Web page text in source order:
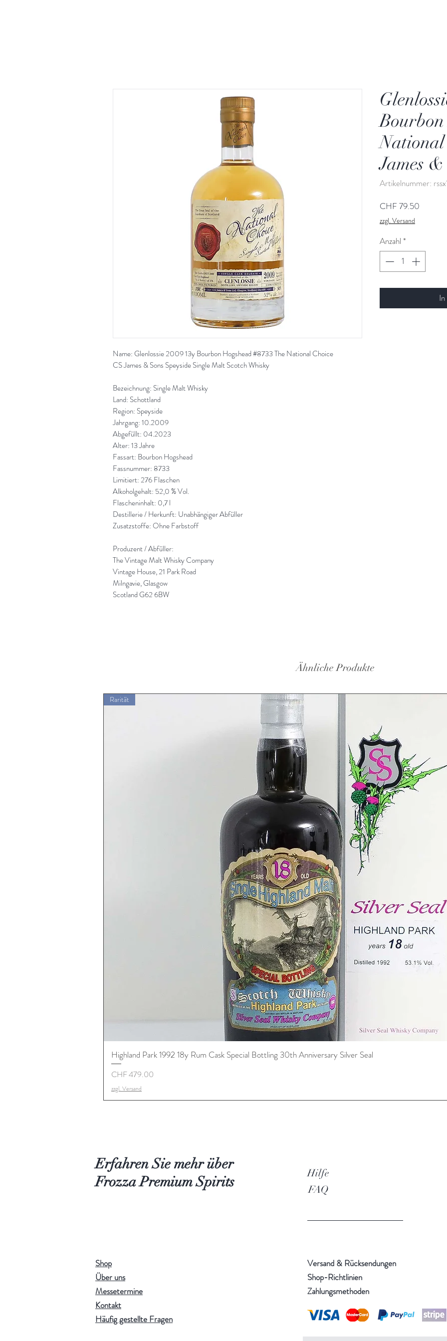
Name: Glenlossie 2009 13y Bourbon Hogshead #8733 The National Choice
CS James & Sons Speyside Single Malt Scotch Whisky
Bezeichnung: Single Malt Whisky
Land: Schottland
Region: Speyside
Jahrgang: 10.2009
Abgefüllt: 04.2023
Alter: 13 Jahre
Fassart: Bourbon Hogshead
Fassnummer: 8733
Limitiert: 276 Flaschen
Alkoholgehalt: 52,0 % Vol.
Flascheninhalt: 0,7 l
Destillerie / Herkunft: Unabhängiger Abfüller
Zusatzstoffe: Ohne Farbstoff
Produzent / Abfüller:
The Vintage Malt Whisky Company
Vintage House, 21 Park Road
Milngavie, Glasgow
Scotland G62 6BW
National
James
Artikelnummer:
CHF 79.50
zzgl. Versand
Anzahl *
Ähnliche Produkte
Schnellansicht
Rarität
Highland Park 1992 18y Rum Cask Special Bottling 30th Anniversary Silver Seal
Preis
CHF 479.00
zzgl. Versand
Erfahren Sie mehr über
Frozza Premium Spirits
Shop
Über uns
Messetermine
Kontakt
Häufig gestellte Fragen
Hilfe
FAQ
Versand & Rücksendungen
Shop-Richtlinien
Zahlungsmethoden